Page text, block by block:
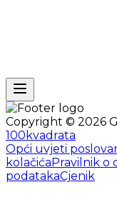
Copyright © 2026
100kvadrata
Opći uvjeti
kolačićaPravilnik o
podatakaCjenik